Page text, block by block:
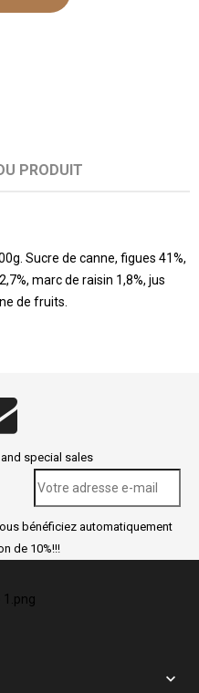
PRODUIT
Sucre de canne, figues 41%,
marc de raisin 1,8%, jus
de fruits.
special sales
bénéficiez automatiquement
de 10%!!!
